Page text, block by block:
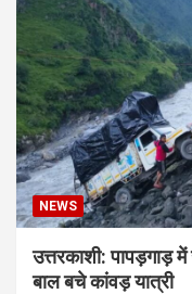
NEWS
उत्तरकाशी: पापड़गाड़
बाल बचे कांवड़ यात्री